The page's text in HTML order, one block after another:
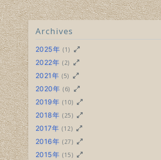
Archives
2025年 (1)
2022年 (2)
2021年 (5)
2020年 (6)
2019年 (10)
2018年 (25)
2017年 (12)
2016年 (27)
2015年 (15)